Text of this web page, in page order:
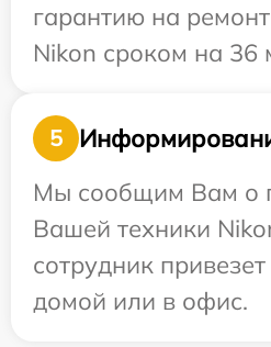
гарантию на
Nikon сроком на 36
5
Мы сообщим Вам о
Вашей техники
сотрудник
домой или в офис.